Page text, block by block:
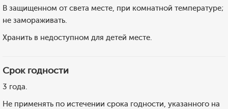
В защищенном от света месте, при комнатной температуре;
не замораживать.
Хранить в недоступном для детей месте.
Срок годности
3 года.
Не применять по истечении срока годности, указанного на